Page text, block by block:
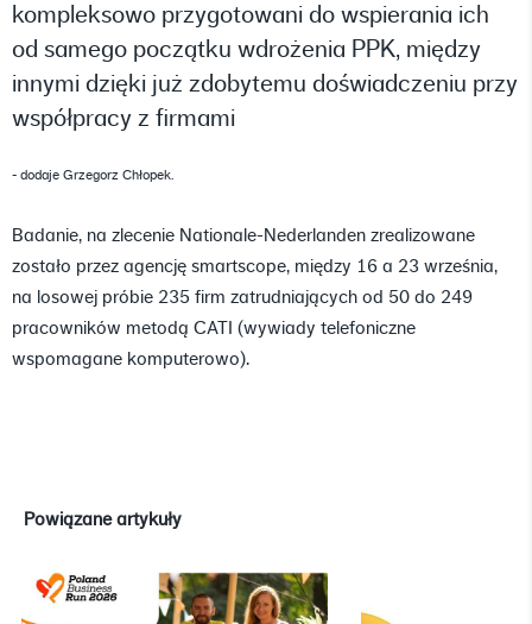
kompleksowo przygotowani do wspierania ich
od samego początku wdrożenia PPK, między
innymi dzięki już zdobytemu doświadczeniu przy
współpracy z firmami
- dodaje Grzegorz Chłopek.
Badanie, na zlecenie Nationale-Nederlanden zrealizowane
zostało przez agencję smartscope, między 16 a 23 września,
na losowej próbie 235 firm zatrudniających od 50 do 249
pracowników metodą CATI (wywiady telefoniczne
wspomagane komputerowo).
Powiązane artykuły